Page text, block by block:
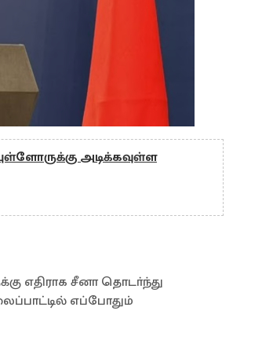
அடிக்கவுள்ள
எதிராக சீனா தொடா்ந்து
எப்போதும்